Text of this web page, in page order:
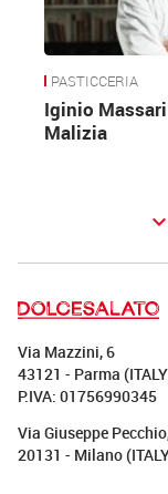
PASTICCERIA
Iginio
Malizia
keyboard_arrow_down
Via Mazzini, 6
43121 - Parma
P.IVA: 01756990345
Via Giuseppe
20131 - Milano